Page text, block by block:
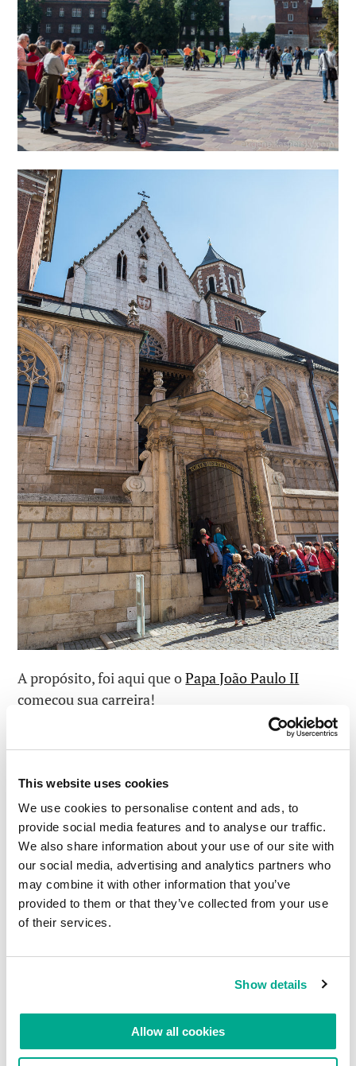
This website uses cookies
We use cookies to personalise content and ads, to
provide social media features and to analyse our traffic.
We also share information about your use of our site with
our social media, advertising and analytics partners who
may combine it with other information that you’ve
provided to them or that they’ve collected from your use
of their services.
Show details
Allow all cookies
A propósito, foi aqui que oPapa João Paulo II
começou sua carreira!
Existem diversas capelas ao redor da Catedral de
Wawel. Aparentemente, cada rei que se prezasse
homenagem. Cada uma dessas capelas foi
construída no estilo arquitetônico em voga na